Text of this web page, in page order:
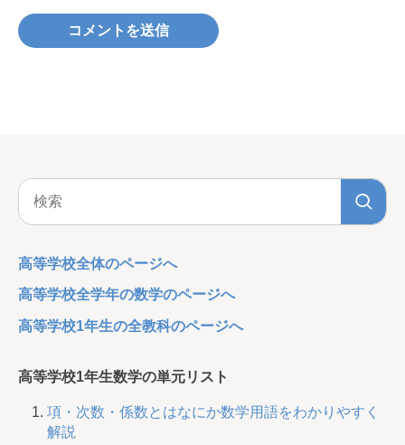
高等学校全体のページへ
高等学校全学年の数学のページへ
高等学校1年生の全教科のページへ
高等学校1年生数学の単元リスト
項・次数・係数とはなにか数学用語をわかりやすく
解説